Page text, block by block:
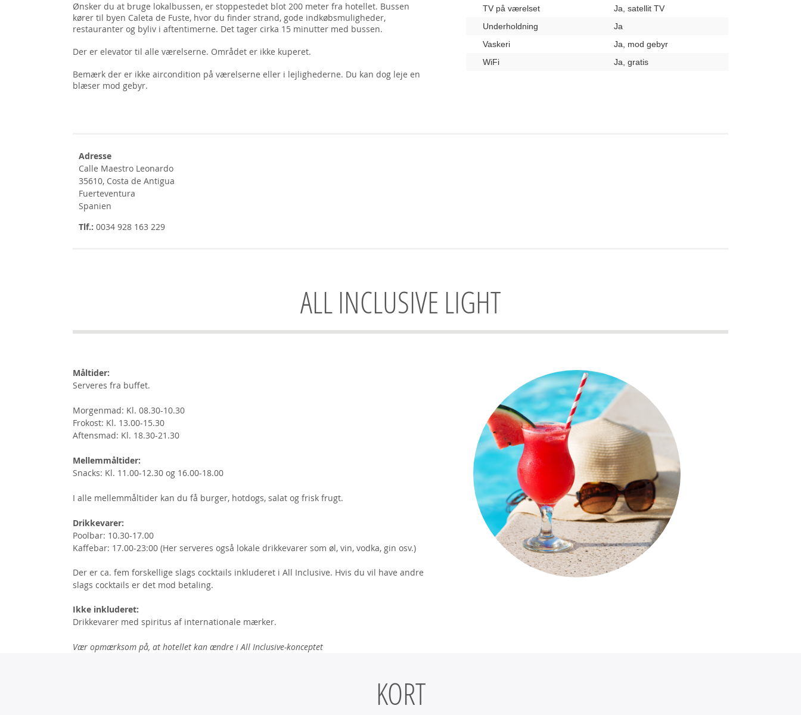
Ønsker du at bruge lokalbussen, er stoppestedet blot 200 meter fra hotellet. Bussen
kører til byen Caleta de Fuste, hvor du finder strand, gode indkøbsmuligheder,
restauranter og byliv i aftentimerne. Det tager cirka 15 minutter med bussen.
Der er elevator til alle værelserne. Området er ikke kuperet.
Bemærk der er ikke aircondition på værelserne eller i lejlighederne. Du kan dog leje en
blæser mod gebyr.
TV på værelset
Ja, satellit TV
Underholdning
Ja
Vaskeri
Ja, mod gebyr
WiFi
Ja, gratis
Adresse
Calle Maestro Leonardo
35610, Costa de Antigua
Fuerteventura
Spanien
Tlf.: 0034 928 163 229
ALL INCLUSIVE LIGHT
Måltider:
Serveres fra buffet.
Morgenmad: Kl. 08.30-10.30
Frokost: Kl. 13.00-15.30
Aftensmad: Kl. 18.30-21.30
Mellemmåltider:
Snacks: Kl. 11.00-12.30 og 16.00-18.00
I alle mellemmåltider kan du få burger, hotdogs, salat og frisk frugt.
Drikkevarer:
Poolbar: 10.30-17.00
Kaffebar: 17.00-23:00 (Her serveres også lokale drikkevarer som øl, vin, vodka, gin osv.)
Der er ca. fem forskellige slags cocktails inkluderet i All Inclusive. Hvis du vil have andre
slags cocktails er det mod betaling.
Ikke inkluderet:
Drikkevarer med spiritus af internationale mærker.
Vær opmærksom på, at hotellet kan ændre i All Inclusive-konceptet
KORT